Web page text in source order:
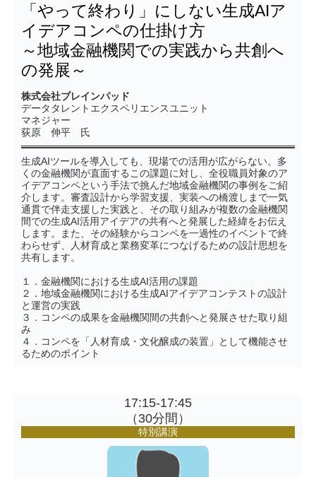
「やって終わり」にしない生成AIア
イデアコンペの仕掛け方
～地域金融機関での実践から共創へ
の発展～
株式会社ブレインパッド
データタレントエクスペリエンスユニット
マネジャー
荻原 伸平 氏
生成AIツールを導入しても、現場での活用が広がらない。多
くの金融機関が直面するこの課題に対し、全役職員対象のア
イデアコンペという手法で挑んだ地域金融機関の事例をご紹
介します。審査設計から学習支援、実装への橋渡しまで一気
通貫で伴走支援した実践と、その取り組みが複数の金融機関
間での生成AI活用アイデアの共有へと発展した経緯をお伝え
します。また、その経験からコンペを一過性のイベントで終
わらせず、人材育成と業務変革につなげるための設計思想を
共有します。
１．金融機関における生成AI活用の課題
２．地域金融機関における生成AIアイデアコンテストの設計
と運営の実践
３．コンペの成果を金融機関間の共創へと発展させた取り組
み
４．コンペを「人材育成・文化醸成の装置」として機能させ
るためのポイント
17:15-17:45
（30分間）
特別講演